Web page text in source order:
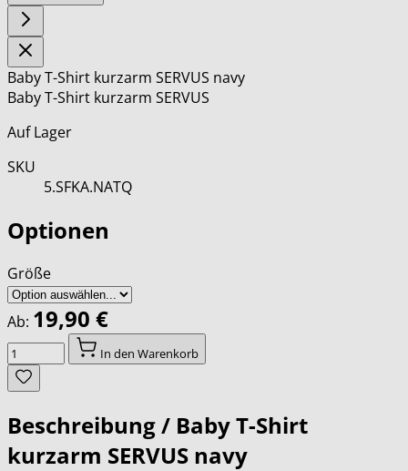
Baby T-Shirt kurzarm SERVUS navy
Baby T-Shirt kurzarm SERVUS
Auf Lager
SKU
5.SFKA.NATQ
Optionen
Größe
Ab: 19,90 €
Menge
In den Warenkorb
Beschreibung / Baby T-Shirt
kurzarm SERVUS navy